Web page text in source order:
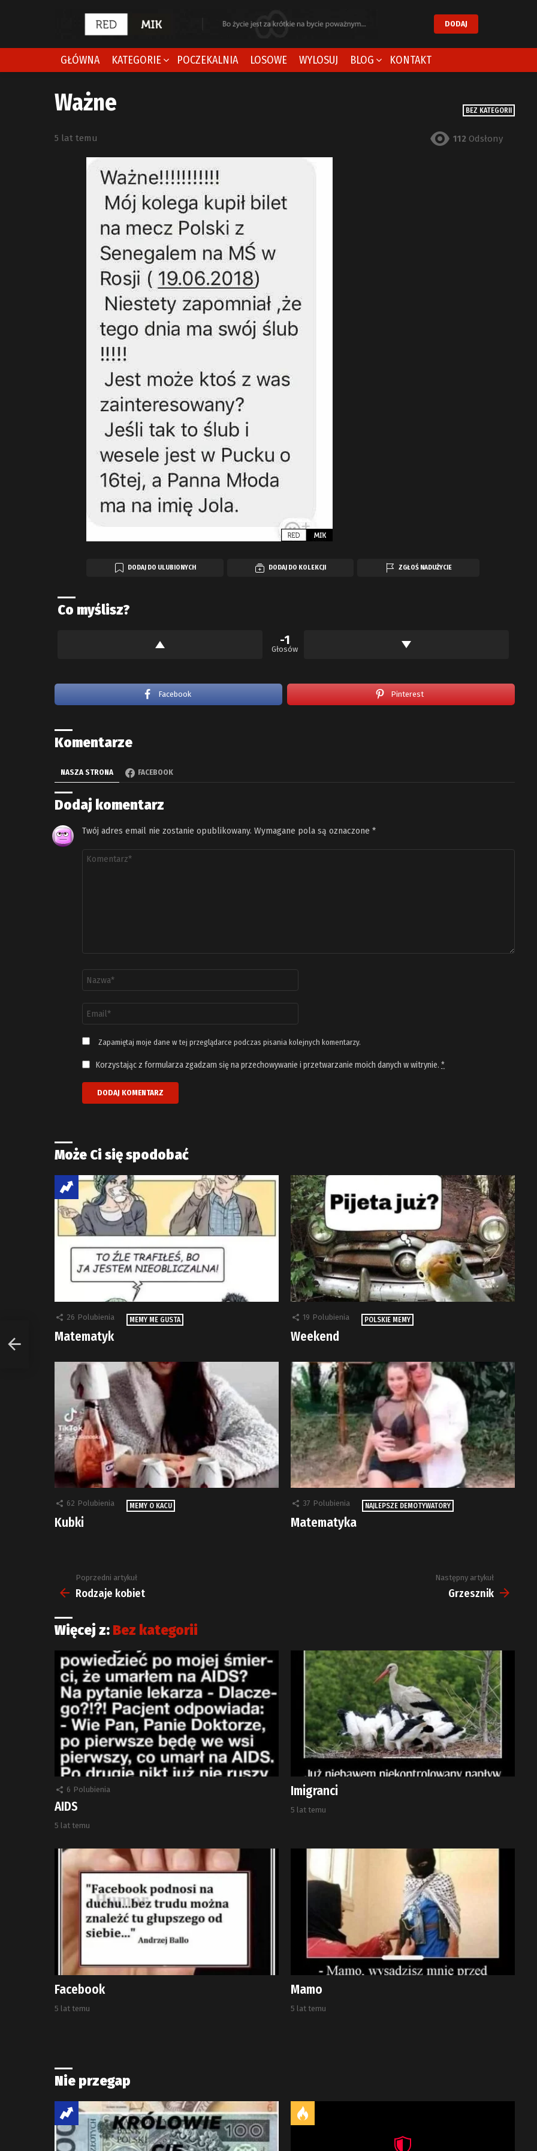
DODAJ
GŁÓWNA KATEGORIE POCZEKALNIA LOSOWE WYLOSUJ BLOG KONTAKT
BEZ KATEGORII
Ważne
5 lat temu 112 Odsłony
DODAJ DO ULUBIONYCH DODAJ DO KOLEKCJI ZGŁOŚ NADUŻYCIE
Co myślisz?
-1
Głosów
Facebook Pinterest
Komentarze
NASZA STRONA FACEBOOK
Dodaj komentarz
Twój adres email nie zostanie opublikowany. Wymagane pola są oznaczone *
Komentarz
email
*
Zapamiętaj moje dane w tej przeglądarce podczas pisania kolejnych komentarzy.
Korzystając z formularza zgadzam się na przechowywanie i przetwarzanie moich danych w witrynie. *
Może Ci się spodobać
26 Polubienia MEMY ME GUSTA
Matematyk
19 Polubienia POLSKIE MEMY
Weekend
62 Polubienia MEMY O KACU
Kubki
37 Polubienia NAJLEPSZE DEMOTYWATORY
Matematyka
Zobacz
więcej
Poprzedni artykuł
Rodzaje kobiet
Następny artykuł
Grzesznik
Więcej z: Bez kategorii
6 Polubienia
AIDS
5 lat temu
Imigranci
5 lat temu
Facebook
5 lat temu
Mamo
5 lat temu
Nie przegap